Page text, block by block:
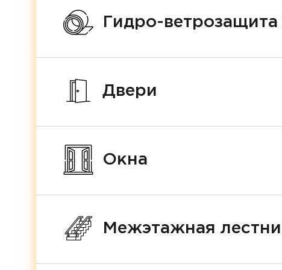
Гидро-
Двери
Окна
Межэтажная